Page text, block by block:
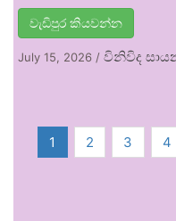
වැඩිපුර කියවන්න
July 15, 2026 / විනිවිද
1 2 3 4